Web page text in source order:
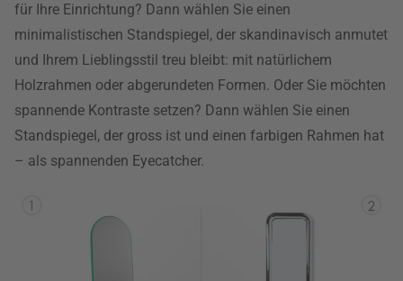
für Ihre Einrichtung? Dann wählen Sie einen
minimalistischen Standspiegel, der skandinavisch anmutet
und Ihrem Lieblingsstil treu bleibt: mit natürlichem
Holzrahmen oder abgerundeten Formen. Oder Sie möchten
spannende Kontraste setzen? Dann wählen Sie einen
Standspiegel, der gross ist und einen farbigen Rahmen hat
– als spannenden Eyecatcher.